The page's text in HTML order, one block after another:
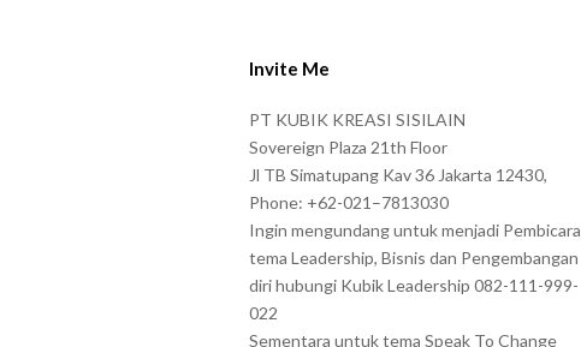
e
t
r
t
h
e
c
Invite Me
PT KUBIK KREASI SISILAIN
Sovereign Plaza 21th Floor
Jl TB Simatupang Kav 36 Jakarta 12430,
Phone: +62-021–7813030
Ingin mengundang untuk menjadi Pembicara
tema Leadership, Bisnis dan Pengembangan
diri hubungi Kubik Leadership 082-111-999-
022
Sementara untuk tema Speak To Change